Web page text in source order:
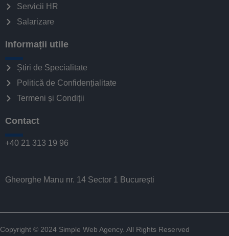
Servicii HR
Salarizare
Informații utile
Știri de Specialitate
Politică de Confidențialitate
Termeni și Condiții
Contact
+40 21 313 19 96
Gheorghe Manu nr. 14 Sector 1 București
Copyright © 2024 Simple Web Agency. All Rights Reserved